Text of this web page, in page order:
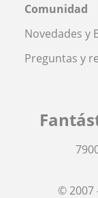
Comunidad
Novedades y
Preguntas y
© 2007